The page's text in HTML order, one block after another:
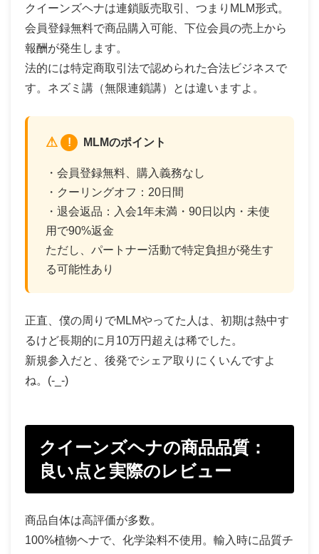
クイーンズヘナは連鎖販売取引、つまりMLM形式。
会員登録無料で商品購入可能、下位会員の売上から
報酬が発生します。
法的には特定商取引法で認められた合法ビジネスで
す。ネズミ講（無限連鎖講）とは違いますよ。
! MLMのポイント
・会員登録無料、購入義務なし
・クーリングオフ：20日間
・退会返品：入会1年未満・90日以内・未使
用で90%返金
ただし、パートナー活動で特定負担が発生す
る可能性あり
正直、僕の周りでMLMやってた人は、初期は熱中す
るけど長期的に月10万円超えは稀でした。
新規参入だと、後発でシェア取りにくいんですよ
ね。(-_-)
クイーンズヘナの商品品質：
良い点と実際のレビュー
商品自体は高評価が多数。
100%植物ヘナで、化学染料不使用。輸入時に品質チ